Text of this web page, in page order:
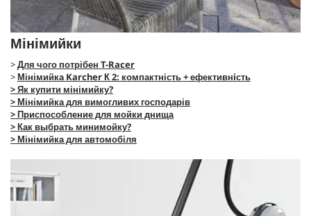
Мінімийки
>Для чого потрібен T-Racer
>Мінімийка Karcher К 2: компактність + ефективнiсть
> Як купити мінімийку?
> Мінімийка для вимогливих господарів
> Приспособление для мойки днища
> Как выбрать минимойку?
> Мінімийка для автомобіля